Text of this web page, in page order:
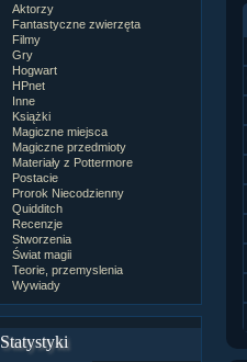
Aktorzy
Fantastyczne zwierzęta
Filmy
Gry
Hogwart
HPnet
Inne
Książki
Magiczne miejsca
Magiczne przedmioty
Materiały z Pottermore
Postacie
Prorok Niecodzienny
Quidditch
Recenzje
Stworzenia
Świat magii
Teorie, przemyslenia
Wywiady
Statystyki